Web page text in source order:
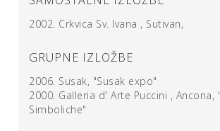
trebalo je primijeniti upravo discipline
u izradi animiranih filmova. Ova izložba
PROSTORA, VREMENA i
prvenstveno vidim Natašino
identiteta. Svjedoče tome različiti nivoi
2002. Crkvica Sv. Ivana , Sutivan,
GRUPNE IZLOŽBE
2006. Susak, "Susak expo"
2000. Galleria d' Arte Puccini , Ancona,
Simboliche"